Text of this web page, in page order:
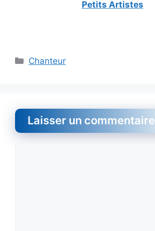
Petits Artistes
Catégories
Chanteur
Laisser un commentaire